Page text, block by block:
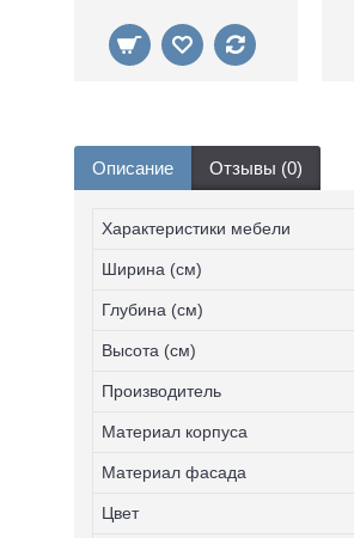
Описание Отзывы (0)
Характеристики мебели
Ширина (см)
Глубина (см)
Высота (см)
Производитель
Материал корпуса
Материал фасада
Цвет